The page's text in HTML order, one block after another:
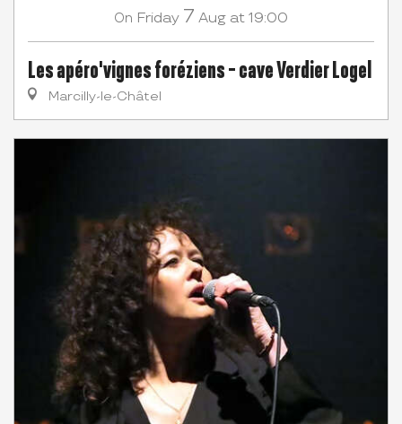
On Friday 7 Aug at 19:00
Les apéro'vignes foréziens - cave Verdier Logel
Marcilly-le-Châtel